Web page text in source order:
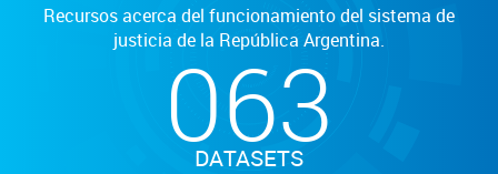
Recursos acerca del funcionamiento del sistema de
justicia de la República Argentina.
063
DATASETS